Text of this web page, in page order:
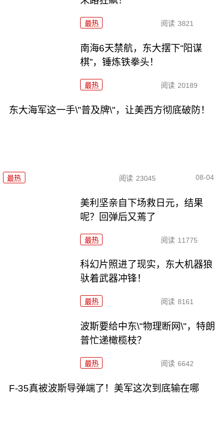
最热 阅读 3821
南海6天禁航，东大摆下“阳谋
棋”，锤炼铁拳头！
最热 阅读 20189
东大海军这一手\"普及牌\"，让美西方彻底破防！
最热 阅读 23045 08-04
美利坚亲自下场救日元，结果
呢？回弹后又蔫了
最热 阅读 11775
科幻片照进了现实，东大机器狼
驮着武器冲锋！
最热 阅读 8161
波斯要给中东\"物理断网\"，特朗
普忙递橄榄枝？
最热 阅读 6642
F-35真被波斯导弹端了！美军这次到底输在哪